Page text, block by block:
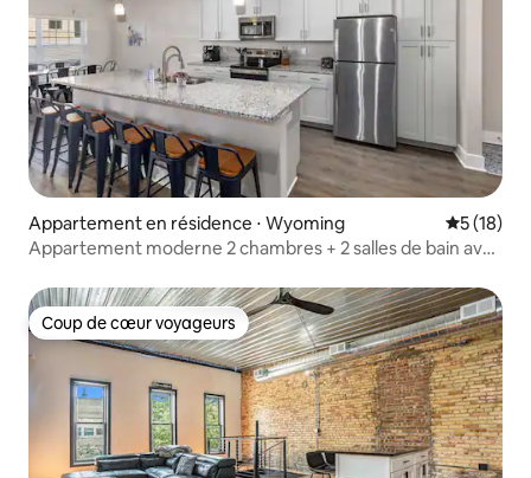
Appartement en résidence ⋅ Wyoming
5 (18)
Appartement moderne 2 chambres + 2 salles de bain avec
Coup de cœur voyageurs
Coup de cœur voyageurs